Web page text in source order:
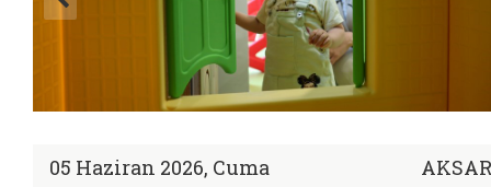
05 Haziran 2026, Cuma